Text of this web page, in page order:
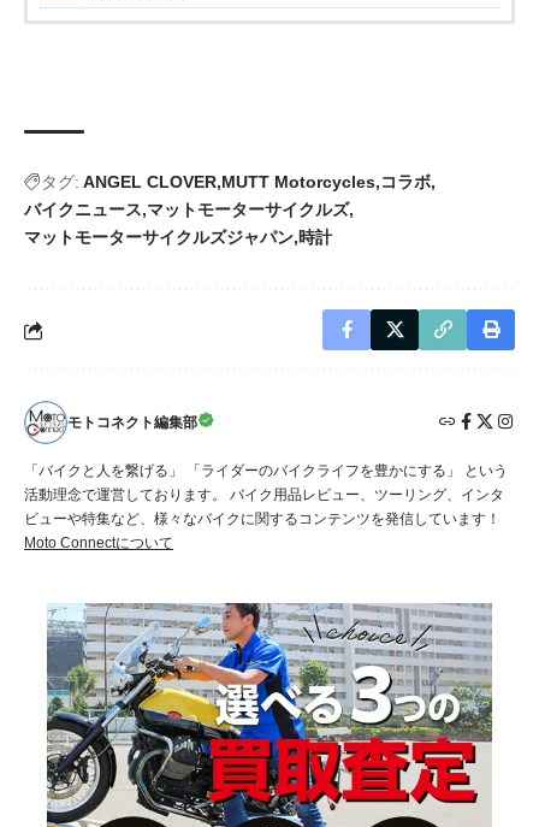
タグ: ANGEL CLOVER MUTT Motorcycles コラボ
バイクニュース マットモーターサイクルズ
マットモーターサイクルズジャパン 時計
モトコネクト編集部
「バイクと人を繋げる」 「ライダーのバイクライフを豊かにする」 という
活動理念で運営しております。 バイク用品レビュー、ツーリング、インタ
ビューや特集など、様々なバイクに関するコンテンツを発信しています！
Moto Connectについて